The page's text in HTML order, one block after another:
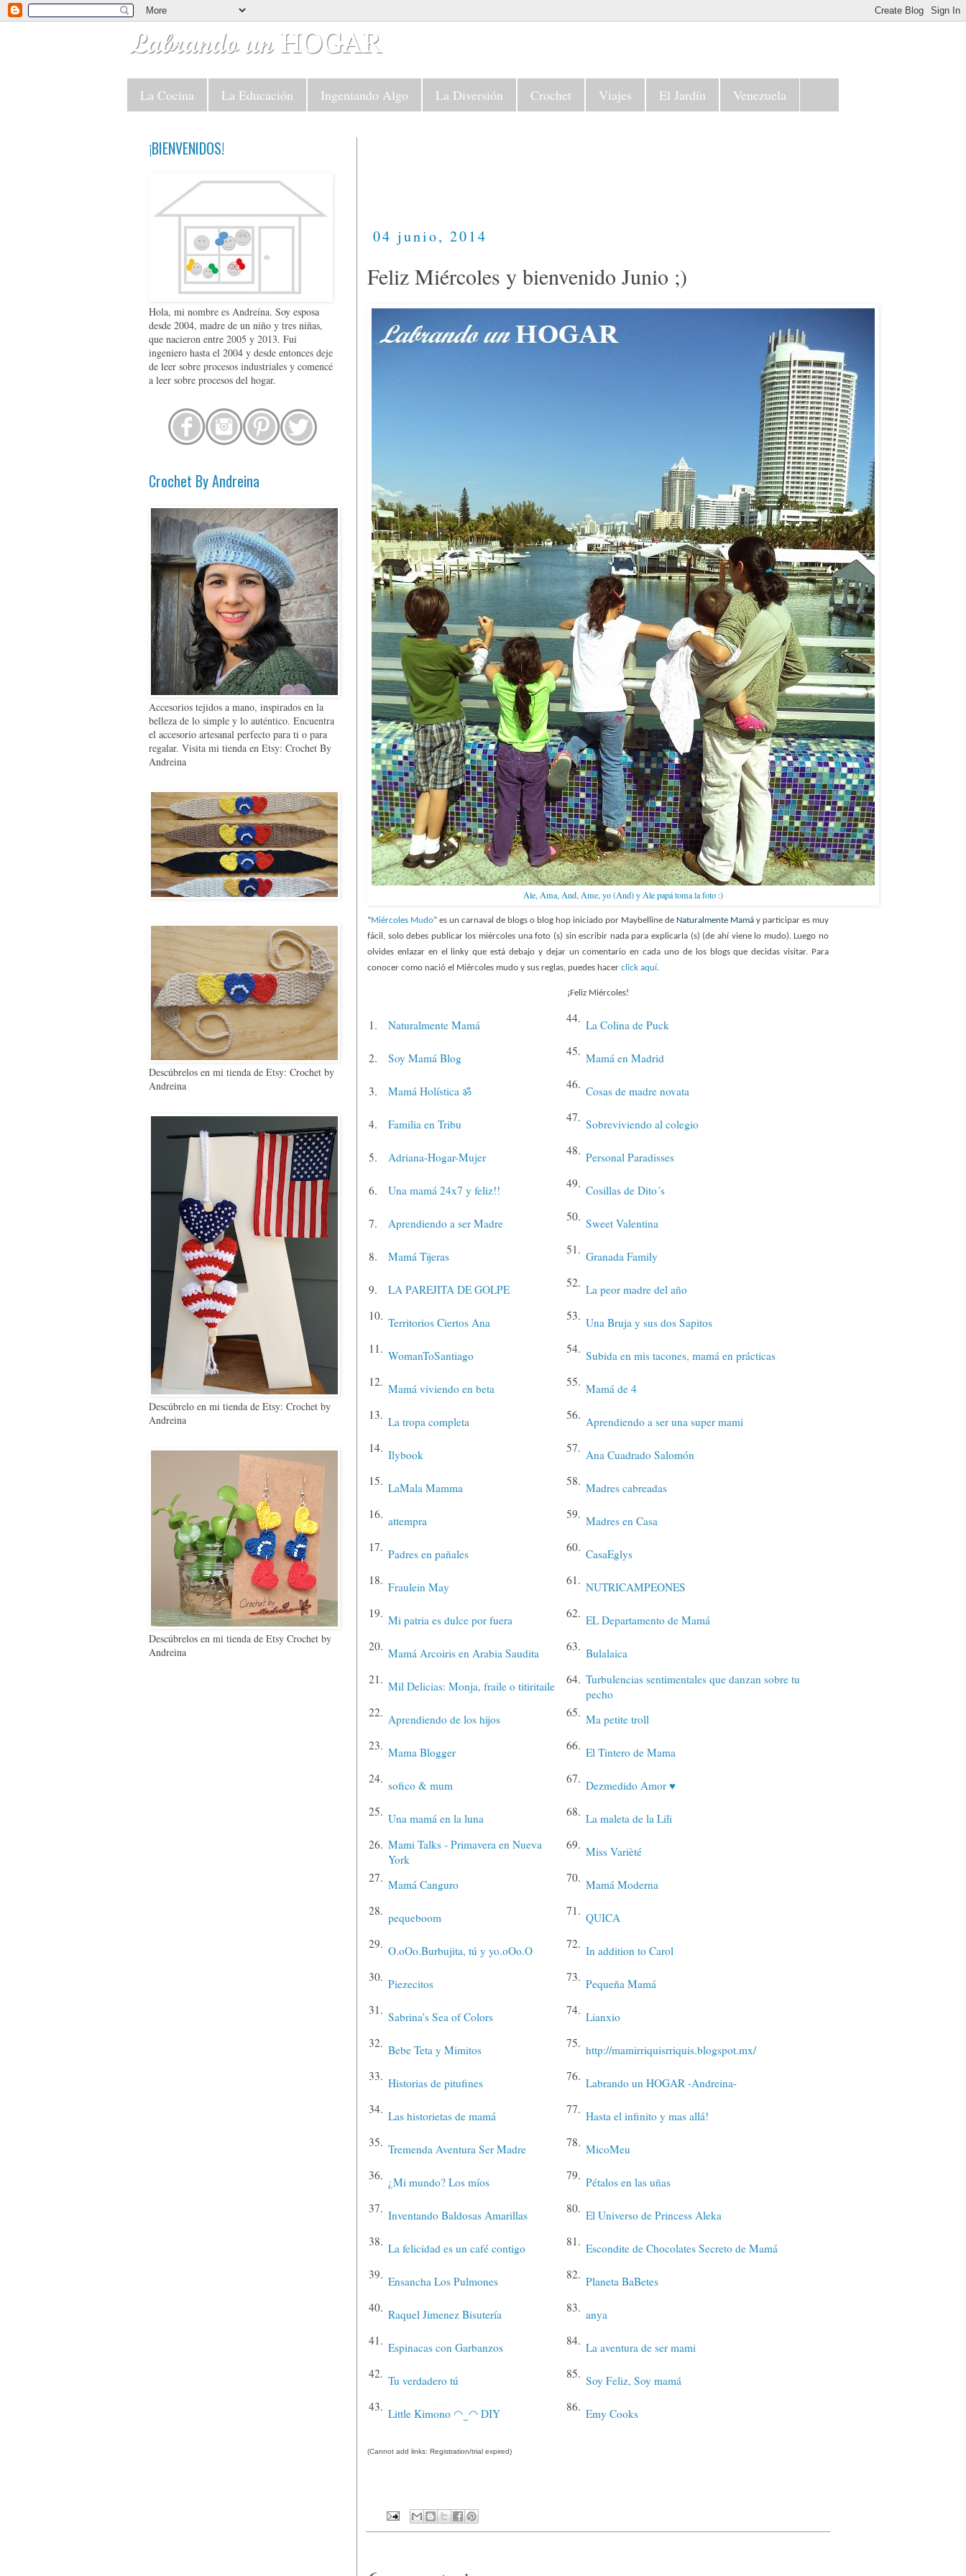
La Cocina La Educación Ingeniando Algo La Diversión Crochet Viajes El Jardín Venezuela
04 junio, 2014
Feliz Miércoles y bienvenido Junio ;)
Ale, Ama, And, Ame, yo (And) y Ale papá toma la foto :)
“Miércoles Mudo” es un carnaval de blogs o blog hop iniciado por Maybelline de Naturalmente Mamá y participar es muy
fácil, solo debes publicar los miércoles una foto (s) sin escribir nada para explicarla (s) (de ahí viene lo mudo). Luego no
olvides enlazar en el linky que está debajo y dejar un comentario en cada uno de los blogs que decidas visitar. Para
conocer como nació el Miércoles mudo y sus reglas, puedes hacer click aquí.
¡Feliz Miércoles!
1. Naturalmente Mamá 44. La Colina de Puck
2. Soy Mamá Blog 45. Mamá en Madrid
3. Mamá Holística ॐ 46. Cosas de madre novata
4. Familia en Tribu 47. Sobreviviendo al colegio
5. Adriana-Hogar-Mujer 48. Personal Paradisses
6. Una mamá 24x7 y feliz!! 49. Cosillas de Dito´s
7. Aprendiendo a ser Madre 50. Sweet Valentina
8. Mamá Tijeras 51. Granada Family
9. LA PAREJITA DE GOLPE 52. La peor madre del año
10. Territorios Ciertos Ana 53. Una Bruja y sus dos Sapitos
11. WomanToSantiago 54. Subida en mis tacones, mamá en prácticas
12. Mamá viviendo en beta 55. Mamá de 4
13. La tropa completa 56. Aprendiendo a ser una super mami
14. Ilybook 57. Ana Cuadrado Salomón
15. LaMala Mamma 58. Madres cabreadas
16. attempra 59. Madres en Casa
17. Padres en pañales 60. CasaEglys
18. Fraulein May 61. NUTRICAMPEONES
19. Mi patria es dulce por fuera 62. EL Departamento de Mamá
20. Mamá Arcoiris en Arabia Saudita 63. Bulalaica
21. Mil Delicias: Monja, fraile o titiritaile 64. Turbulencias sentimentales que danzan sobre tu
pecho
22. Aprendiendo de los hijos 65. Ma petite troll
23. Mama Blogger 66. El Tintero de Mama
24. sofico & mum 67. Dezmedido Amor ♥
25. Una mamá en la luna 68. La maleta de la Lili
26. Mami Talks - Primavera en Nueva
York
69. Miss Varièté
27. Mamá Canguro 70. Mamá Moderna
28. pequeboom 71. QUICA
29. O.oOo.Burbujita, tú y yo.oOo.O 72. In addition to Carol
30. Piezecitos 73. Pequeña Mamá
31. Sabrina's Sea of Colors 74. Lianxio
32. Bebe Teta y Mimitos 75. http://mamirriquisrriquis.blogspot.mx/
33. Historias de pitufines 76. Labrando un HOGAR -Andreina-
34. Las historietas de mamá 77. Hasta el infinito y mas allá!
35. Tremenda Aventura Ser Madre 78. MicoMeu
36. ¿Mi mundo? Los míos 79. Pétalos en las uñas
37. Inventando Baldosas Amarillas 80. El Universo de Princess Aleka
38. La felicidad es un café contigo 81. Escondite de Chocolates Secreto de Mamá
39. Ensancha Los Pulmones 82. Planeta BaBetes
40. Raquel Jimenez Bisutería 83. anya
41. Espinacas con Garbanzos 84. La aventura de ser mami
42. Tu verdadero tú 85. Soy Feliz, Soy mamá
43. Little Kimono ◠‿◠ DIY 86. Emy Cooks
(Cannot add links: Registration/trial expired)
¡BIENVENIDOS!
Hola, mi nombre es Andreína. Soy esposa
desde 2004, madre de un niño y tres niñas,
que nacieron entre 2005 y 2013. Fui
ingeniero hasta el 2004 y desde entonces deje
de leer sobre procesos industriales y comencé
a leer sobre procesos del hogar.
Crochet By Andreina
Accesorios tejidos a mano, inspirados en la
belleza de lo simple y lo auténtico. Encuentra
el accesorio artesanal perfecto para ti o para
regalar. Visita mi tienda en Etsy: Crochet By
Andreina
Descúbrelos en mi tienda de Etsy: Crochet by
Andreina
Descúbrelo en mi tienda de Etsy: Crochet by
Andreina
Descúbrelos en mi tienda de Etsy Crochet by
Andreina